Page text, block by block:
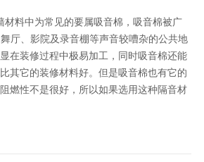
材料中为常见的要属吸音棉，吸音棉被广
厅、影院及录音棚等声音较嘈杂的公共地
在装修过程中极易加工，同时吸音棉还能
其它的装修材料好。但是吸音棉也有它的
燃性不是很好，所以如果选用这种隔音材